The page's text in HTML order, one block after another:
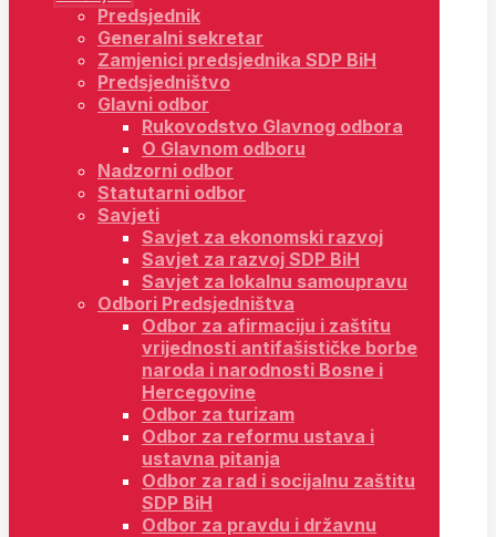
Predsjednik
Generalni sekretar
Zamjenici predsjednika SDP BiH
Predsjedništvo
Glavni odbor
Rukovodstvo Glavnog odbora
O Glavnom odboru
Nadzorni odbor
Statutarni odbor
Savjeti
Savjet za ekonomski razvoj
Savjet za razvoj SDP BiH
Savjet za lokalnu samoupravu
Odbori Predsjedništva
Odbor za afirmaciju i zaštitu
vrijednosti antifašističke borbe
naroda i narodnosti Bosne i
Hercegovine
Odbor za turizam
Odbor za reformu ustava i
ustavna pitanja
Odbor za rad i socijalnu zaštitu
SDP BiH
Odbor za pravdu i državnu